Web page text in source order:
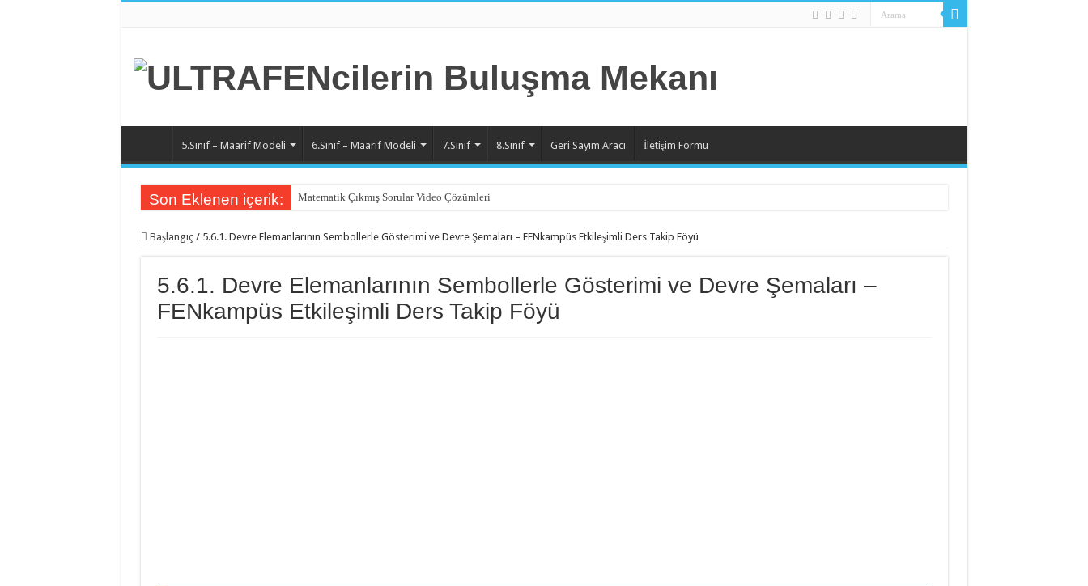
5.Sınıf – Maarif Modeli 6.Sınıf – Maarif Modeli 7.Sınıf 8.Sınıf Geri Sayım Aracı İletişim Formu
Son Eklenen içerik: Matematik Çıkmış Sorular Video Çözümleri
Matematik 4.Ünite Örnek Sorular Video Çözümleri
Matematik 3.Ünite Örnek Sorular Video Çözümleri
Matematik 2.Ünite Örnek Sorular Video Çözümleri
Başlangıç / 5.6.1. Devre Elemanlarının Sembollerle Gösterimi ve Devre Şemaları – FENkampüs Etkileşimli Ders Takip Föyü
5.6.1. Devre Elemanlarının Sembollerle Gösterimi ve Devre Şemaları –
FENkampüs Etkileşimli Ders Takip Föyü